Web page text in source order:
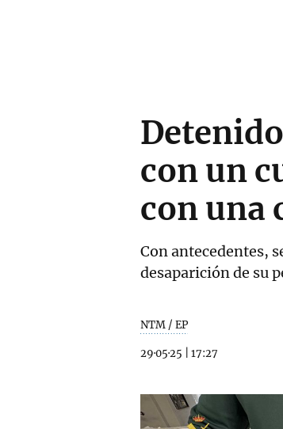
con un
con una
Con antecedentes,
desaparición de su
NTM / EP
29·05·25 17:27